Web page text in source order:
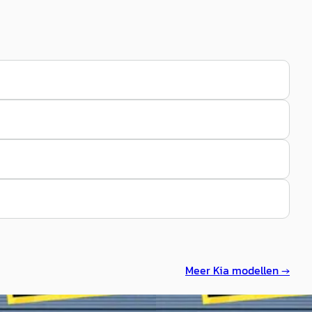
Meer Kia modellen →
binnen
NIEUWNieuw binnen